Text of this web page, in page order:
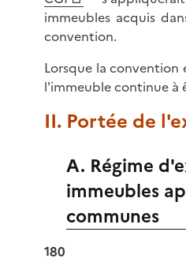
immeubles acquis
convention.
Lorsque la convention
l'immeuble continue à
II. Portée de
A. Régime
immeubles
communes
180